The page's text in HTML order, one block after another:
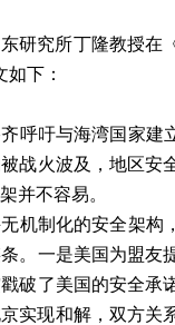
研究所丁隆教授在
如下：
呼吁与海湾国家建
战火波及，地区
并不容易。
机制化的安全架构
。一是美国为盟
破了美国的安全
实现和解，双方关